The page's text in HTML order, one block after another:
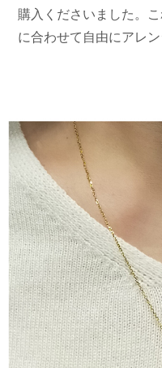
購入くださいました。
に合わせて自由にアレ